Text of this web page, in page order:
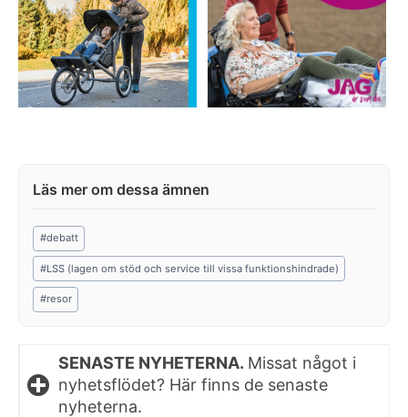
Post
Tags:
#debatt
#LSS (lagen om stöd och service till vissa funktionshindrade)
#resor
SENASTE NYHETERNA. Missat något i
nyhetsflödet? Här finns de senaste
nyheterna.